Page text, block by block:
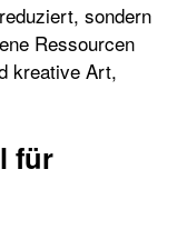
sondern
Ressourcen
kreative Art,
für